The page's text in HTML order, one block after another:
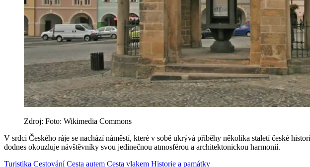
Zdroj: Foto: Wikimedia Commons
V srdci Českého ráje se nachází náměstí, které v sobě ukrývá příběhy několika staletí české
dodnes okouzluje návštěvníky svou jedinečnou atmosférou a architektonickou harmonií.
Turistika CestováníCesta autem Cesta vlakem Historie a památky